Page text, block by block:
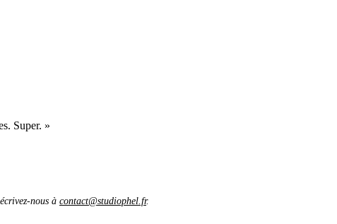
Super. »
nous à contact@studiophel.fr.